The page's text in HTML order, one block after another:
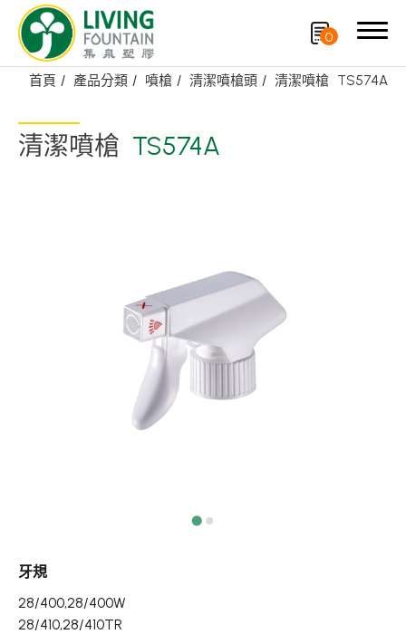
0
首頁 產品分類 噴槍 清潔噴槍頭 清潔噴槍 TS574A
清潔噴槍 TS574A
牙規
28/400,28/400W
28/410,28/410TR
真空瓶/乳霜罐/肥皂盒
專利技術品牌
再生塑膠產品